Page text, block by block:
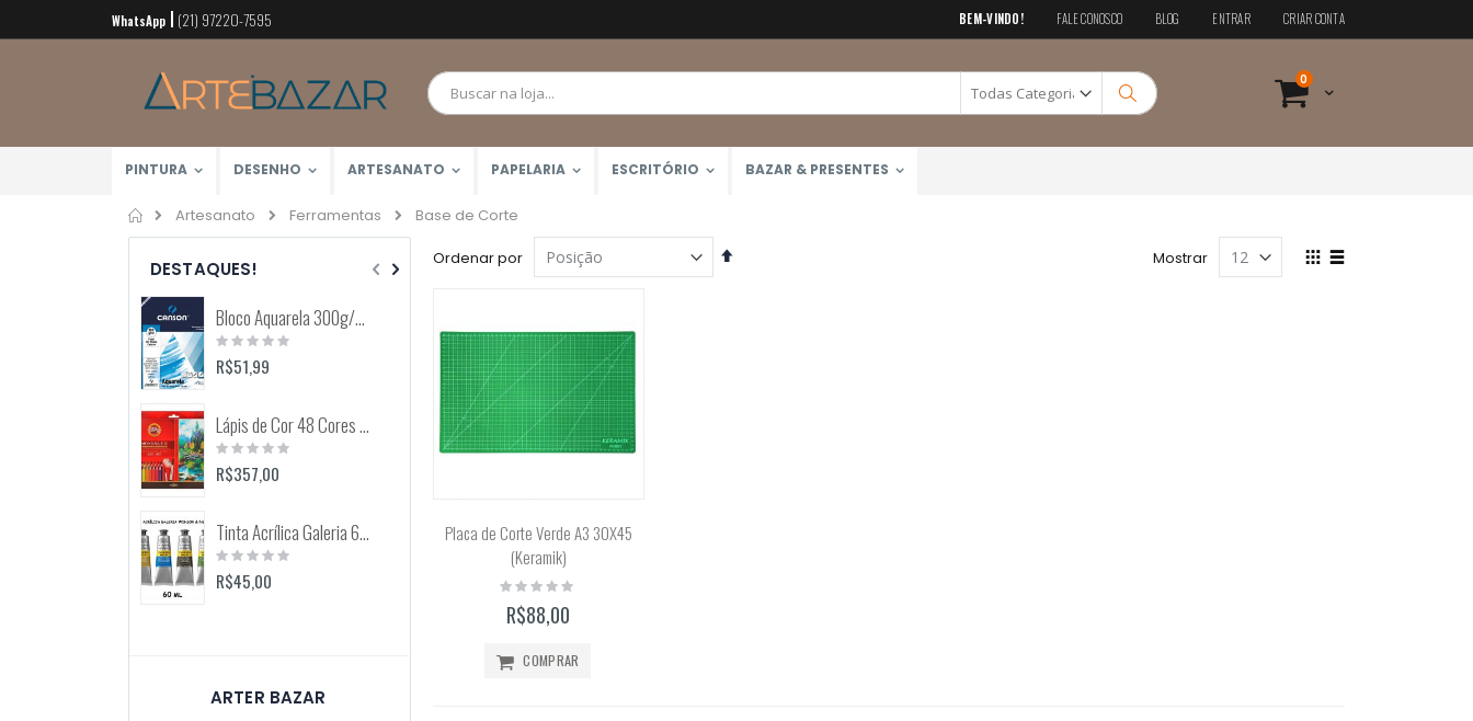
Pular
para
conteúdo
BEM-VINDO! FALE CONOSCO BLOG ENTRAR CRIAR CONTA
Cart
0 itens
Pesquisa
WhatsApp (21) 97220-7595
PINTURA DESENHO ARTESANATO PAPELARIA ESCRITÓRIO BAZAR & PRESENTES
Home
Artesanato Ferramentas Base de Corte
Ordenar por
Definir
Ver
Mostrar
Placa de Corte Verde A3 30X45
(Keramik)
Rating:
R$88,00
COMPRAR
DESTAQUES!
Bloco Aquarela 300g/m2 12 Folhas (Canson)
Rating:
0%
R$51,99
Lápis de Cor 48 Cores Mondeluz Aquarelável (Koh-I-Noor)
Rating:
0%
R$357,00
Tinta Acrílica Galeria 60ml (Winsor & Newton)
Rating:
0%
R$45,00
Rating:
0%
R$159,90
Rating:
0%
Rating:
0%
R$41,50
ARTER BAZAR